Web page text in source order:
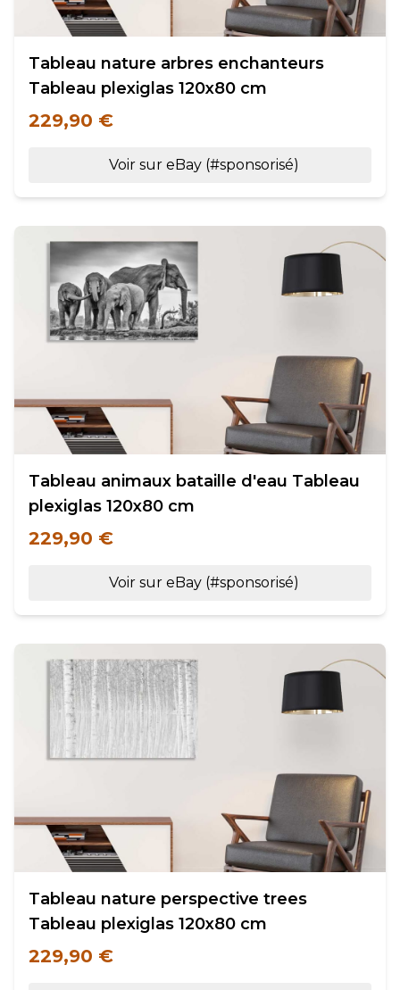
Tableau nature arbres enchanteurs
Tableau plexiglas 120x80 cm
229,90 €
Voir sur eBay (#sponsorisé)
Tableau animaux bataille d'eau Tableau
plexiglas 120x80 cm
229,90 €
Voir sur eBay (#sponsorisé)
Tableau nature perspective trees
Tableau plexiglas 120x80 cm
229,90 €